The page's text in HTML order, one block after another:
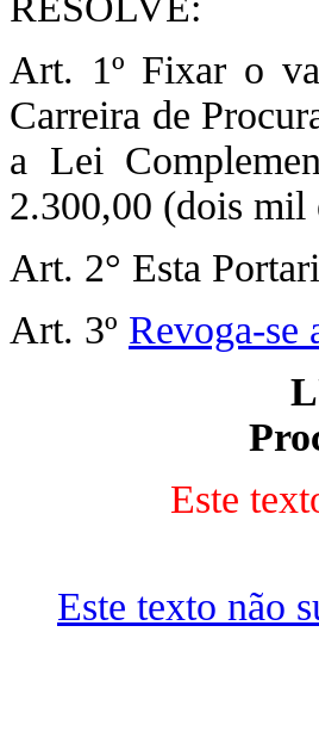
Art. 1º Fixar o
Carreira de
a Lei
2.300,00 (dois mil
Art. 2° Esta
Art. 3º Revoga-se
Este
Este texto não